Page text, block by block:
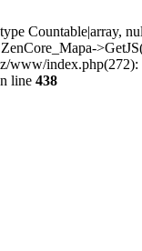
Countable|array,
www/
line 438